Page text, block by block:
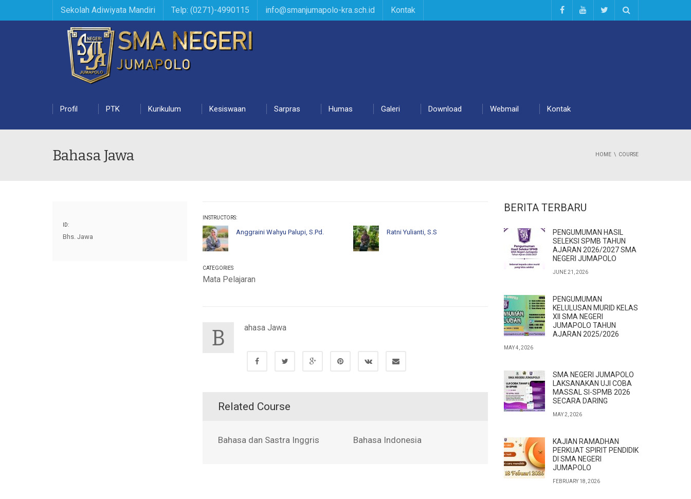
Sekolah Adiwiyata Mandiri Telp: (0271)-4990115 info@smanjumapolo-kra.sch.id Kontak
Profil PTK Kurikulum Kesiswaan Sarpras Humas Galeri Download Webmail Kontak
Bahasa Jawa HOME COURSE
ID:
Bhs. Jawa
INSTRUCTORS:
Anggraini Wahyu Palupi, S.Pd. Ratni Yulianti, S.S
CATEGORIES
Mata Pelajaran
B ahasa Jawa
Related Course
Bahasa dan Sastra Inggris Bahasa Indonesia
BERITA TERBARU
PENGUMUMAN HASIL
SELEKSI SPMB TAHUN
AJARAN 2026/2027 SMA
NEGERI JUMAPOLO
JUNE 21, 2026
PENGUMUMAN
KELULUSAN MURID KELAS
XII SMA NEGERI
JUMAPOLO TAHUN
AJARAN 2025/2026
MAY 4, 2026
SMA NEGERI JUMAPOLO
LAKSANAKAN UJI COBA
MASSAL SI-SPMB 2026
SECARA DARING
MAY 2, 2026
KAJIAN RAMADHAN
PERKUAT SPIRIT PENDIDIK
DI SMA NEGERI
JUMAPOLO
FEBRUARY 18, 2026